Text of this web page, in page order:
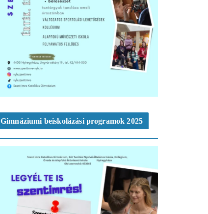
Gimnáziumi beiskolázási programok 2025